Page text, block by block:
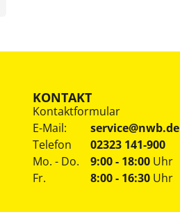
KONTAKT
Kontaktformular
E-Mail:
service@nwb.de
Telefon
02323 141-900
Mo. - Do.
Fr.
9:00 - 18:00 Uhr
8:00 - 16:30 Uhr